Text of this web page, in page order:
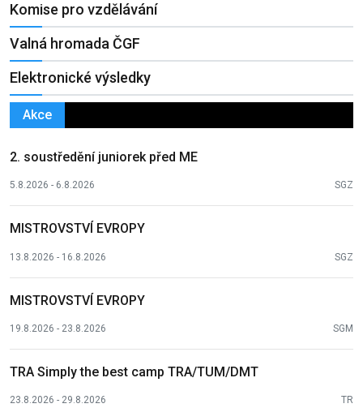
Komise pro vzdělávání
Valná hromada ČGF
Elektronické výsledky
Akce
2. soustředění juniorek před ME
5.8.2026 - 6.8.2026 SGZ
MISTROVSTVÍ EVROPY
13.8.2026 - 16.8.2026 SGZ
MISTROVSTVÍ EVROPY
19.8.2026 - 23.8.2026 SGM
TRA Simply the best camp TRA/TUM/DMT
23.8.2026 - 29.8.2026 TR